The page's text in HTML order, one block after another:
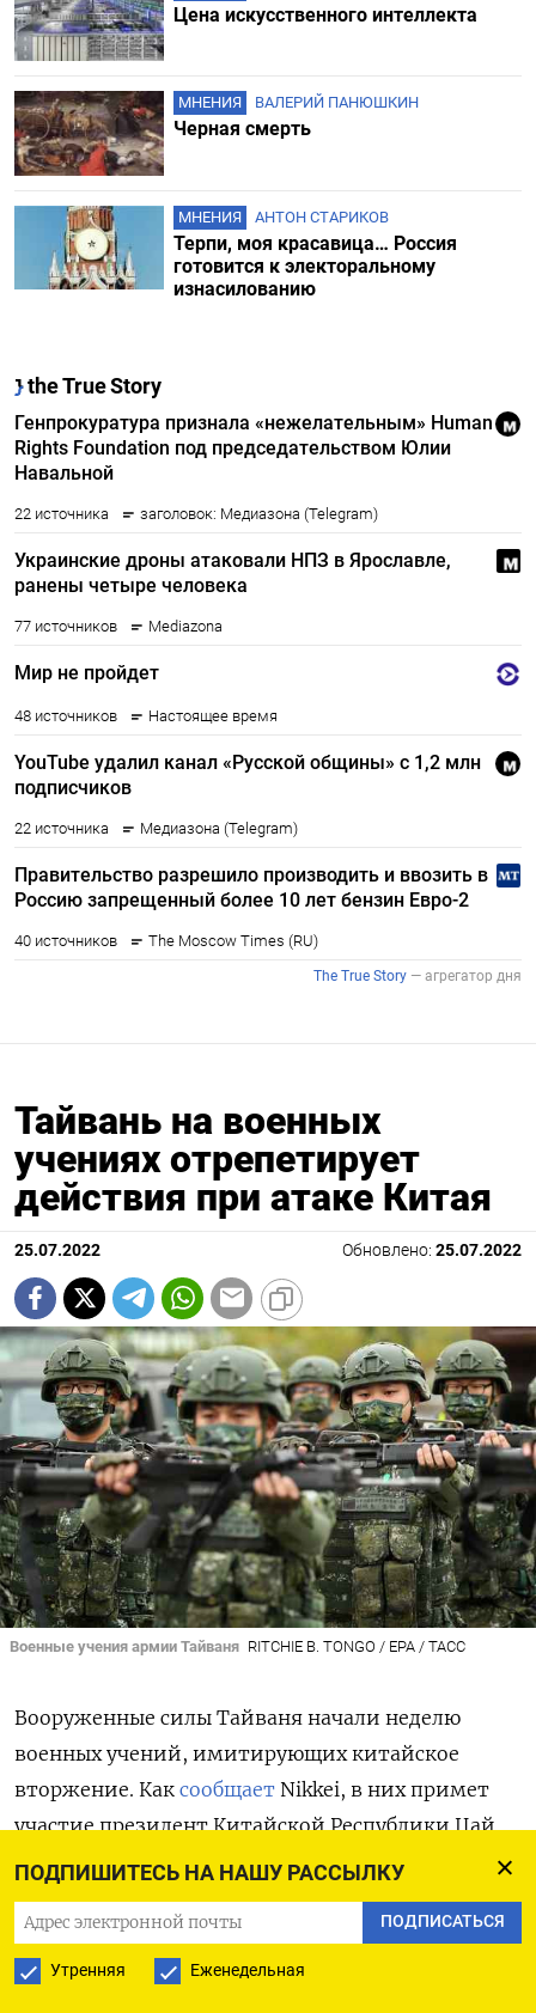
Цена искусственного интеллекта
МНЕНИЯ ВАЛЕРИЙ ПАНЮШКИН
Черная смерть
МНЕНИЯ АНТОН СТАРИКОВ
Терпи, моя красавица… Россия
готовится к электоральному
изнасилованию
ПОДПИШИТЕСЬ НА НАШУ РАССЫЛКУ
ПОДПИСАТЬСЯ
Утренняя Еженедельная
Тайвань на военных
учениях отрепетирует
действия при атаке Китая
25.07.2022 Обновлено: 25.07.2022
Военные учения армии Тайваня RITCHIE B. TONGO / EPA / ТАСС
Вооруженные силы Тайваня начали неделю
военных учений, имитирующих китайское
вторжение. Как сообщает Nikkei, в них примет
участие президентКитайской Республики Цай
Инвэнь. Впервые с момента вступления
в должность она прибудетна борт военного
корабля, чтобы наблюдать за маневрами
у военно-морской базы Суао на северо-востоке